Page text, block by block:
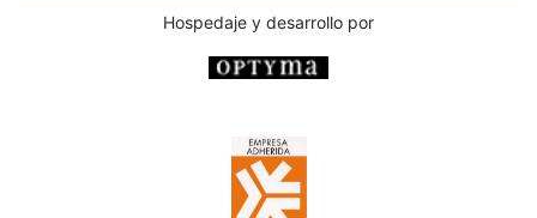
Hospedaje y desarrollo por